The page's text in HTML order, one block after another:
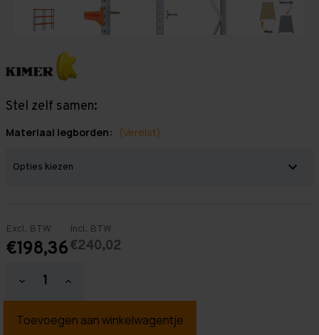
Stel zelf samen:
Materiaal legborden: (Vereist)
Excl. BTW
€198,36
Incl. BTW
€240,02
Hoeveelheid
verlagen
Grootvakstelling
Hoeveelheid
verhogen
Grootvakstelling